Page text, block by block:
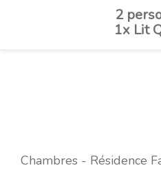
2
1x Lit
Chambres - Résidence